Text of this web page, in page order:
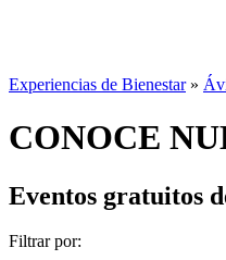
Experiencias de Bienestar»
CONOCE
Eventos gratuitos
Filtrar por: